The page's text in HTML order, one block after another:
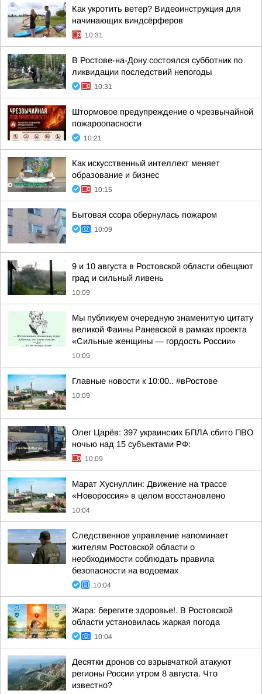
Как укротить ветер? Видеоинструкция для
начинающих виндсёрферов
10:31
В Ростове-на-Дону состоялся субботник по
ликвидации последствий непогоды
10:31
Штормовое предупреждение о чрезвычайной
пожароопасности
10:21
Как искусственный интеллект меняет
образование и бизнес
10:15
Бытовая ссора обернулась пожаром
10:09
9 и 10 августа в Ростовской области обещают
град и сильный ливень
10:09
Мы публикуем очередную знаменитую цитату
великой Фаины Раневской в рамках проекта
«Сильные женщины — гордость России»
10:09
Главные новости к 10:00.. #вРостове
10:09
Олег Царёв: 397 украинских БПЛА сбито ПВО
ночью над 15 субъектами РФ:
10:09
Марат Хуснуллин: Движение на трассе
«Новороссия» в целом восстановлено
10:04
Следственное управление напоминает
жителям Ростовской области о
необходимости соблюдать правила
безопасности на водоемах
10:04
Жара: берегите здоровье!. В Ростовской
области установилась жаркая погода
10:04
Десятки дронов со взрывчаткой атакуют
регионы России утром 8 августа. Что
известно?